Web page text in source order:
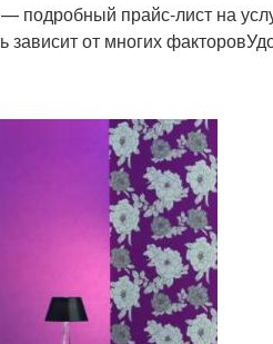
подробный прайс-лист на
от многих